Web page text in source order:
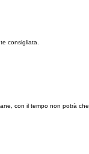
consigliata.
con il tempo non potrà che